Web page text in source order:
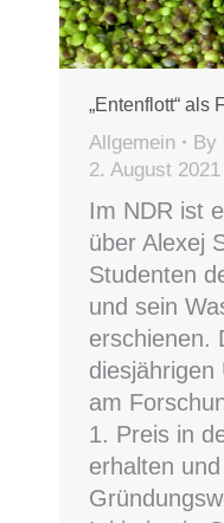
„Entenflott“ als
Allgemein By
2. August 2021
Im NDR ist
über Alexej
Studenten
und sein
erschienen.
diesjährigen
am
1. Preis in
erhalten